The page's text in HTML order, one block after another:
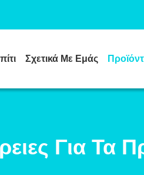
Σχετικά Με Εμάς
Για Τα